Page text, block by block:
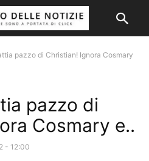
pazzo di Christian! Ignora Cosmary
pazzo di
Cosmary e..
- 12:00